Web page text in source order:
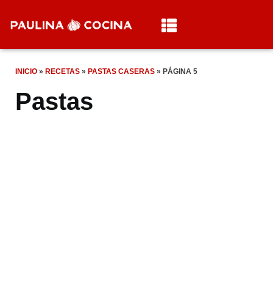
INICIO » RECETAS » PASTAS CASERAS » PÁGINA 5
Pastas